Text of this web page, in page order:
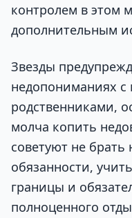
контролем в этом
дополнительным
Звезды
недопониманиях с
родственниками,
молча копить
советуют не брать
обязанности,
границы и
полноценного